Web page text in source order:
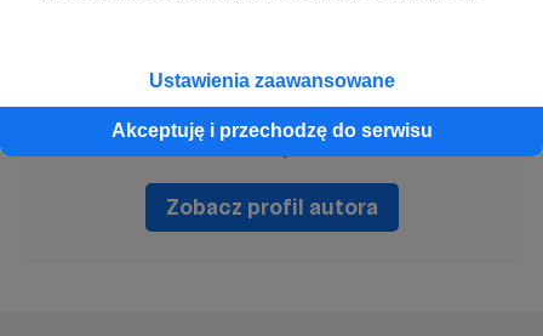
Ustawienia zaawansowane
Akceptuję i przechodzę do serwisu
Jan Chojnacki
Zobacz profil autora